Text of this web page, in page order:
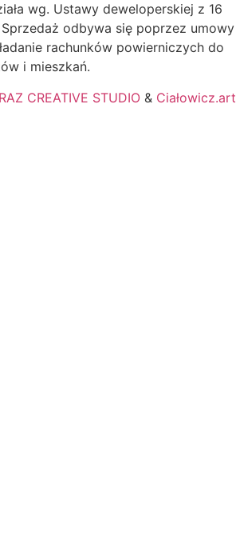
wg. Ustawy deweloperskiej z 16
odbywa się poprzez umowy
rachunków powierniczych do
i mieszkań.
CREATIVE STUDIO & Ciałowicz.art